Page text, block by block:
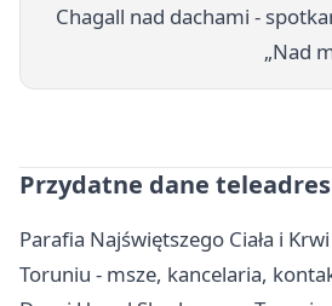
Chagall nad dachami -
„Nad
Przydatne dane
Parafia Najświętszego Ciała i
Toruniu - msze, kancelaria,